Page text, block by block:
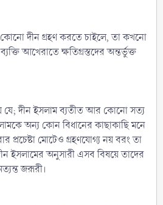
দীন গ্রহণ করতে চাইলে, তা কখনো
আখেরাতে ক্ষতিগ্রস্তদের অন্তর্ভুক্ত
যে; দীন ইসলাম ব্যতীত আর কোনো সত্য
অন্য কোন বিধানের কাছাকাছি মনে
প্রচেষ্টা মোটেও গ্রহণযোগ্য নয় বরং তা
ইসলামের অনুসারী এসব বিষয়ে তাদের
জরূরী।